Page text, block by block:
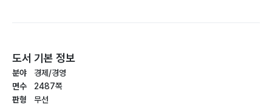
도서 기본 정보
분야
면수
판형
경제/경영
2487쪽
무선